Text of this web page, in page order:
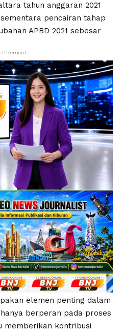
tahun anggaran 2021
pencairan tahap
APBD 2021 sebesar
-
elemen penting dalam
berperan pada proses
memberikan kontribusi